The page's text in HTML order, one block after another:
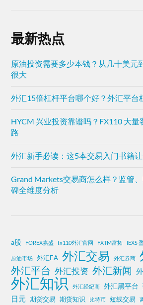
最新热点
原油投资需要多少本钱？从几十美元
很大
外汇15倍杠杆平台哪个好？外汇平台
HYCM 兴业投资靠谱吗？FX110 大
路
外汇新手必读：这5本交易入门书籍
Grand Markets交易商怎么样？监管
碑全维度分析
a股 FOREX嘉盛 fx110外汇官网 FXTM富拓 IEXS
原油市场 外汇EA 外汇交易 外汇券商
外汇平台 外汇投资 外汇新闻
外汇知识 外汇经纪商 外汇黑平台
日元 期货交易 期货知识 比特币 短线交易